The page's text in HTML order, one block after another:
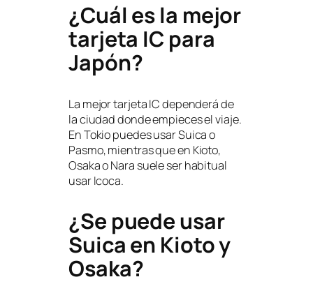
¿Cuál es la mejor
tarjeta IC para
Japón?
La mejor tarjeta IC dependerá de
la ciudad donde empieces el viaje.
En Tokio puedes usar Suica o
Pasmo, mientras que en Kioto,
Osaka o Nara suele ser habitual
usar Icoca.
¿Se puede usar
Suica en Kioto y
Osaka?